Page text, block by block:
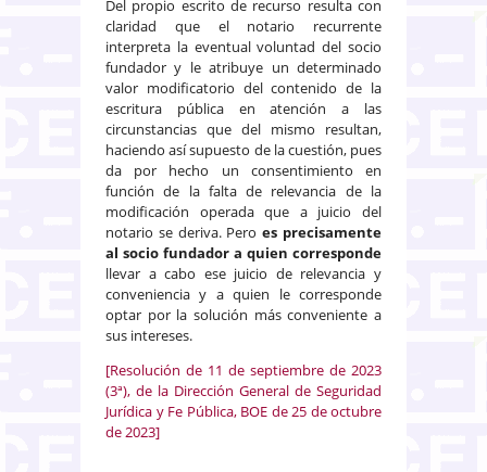
Del propio escrito de recurso resulta con
claridad que el notario recurrente
interpreta la eventual voluntad del socio
fundador y le atribuye un determinado
valor modificatorio del contenido de la
escritura pública en atención a las
circunstancias que del mismo resultan,
haciendo así supuesto de la cuestión, pues
da por hecho un consentimiento en
función de la falta de relevancia de la
modificación operada que a juicio del
notario se deriva. Peroes precisamente
al socio fundador a quien corresponde
llevar a cabo ese juicio de relevancia y
conveniencia y a quien le corresponde
optar por la solución más conveniente a
sus intereses.
[Resolución de 11 de septiembre de 2023
(3ª), de la Dirección General de Seguridad
Jurídica y Fe Pública, BOE de 25 de octubre
de 2023]